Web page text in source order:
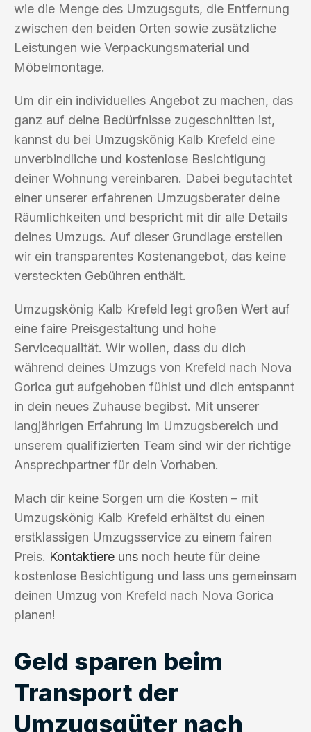
wie die Menge des Umzugsguts, die Entfernung
zwischen den beiden Orten sowie zusätzliche
Leistungen wie Verpackungsmaterial und
Möbelmontage.
Um dir ein individuelles Angebot zu machen, das
ganz auf deine Bedürfnisse zugeschnitten ist,
kannst du bei Umzugskönig Kalb Krefeld eine
unverbindliche und kostenlose Besichtigung
deiner Wohnung vereinbaren. Dabei begutachtet
einer unserer erfahrenen Umzugsberater deine
Räumlichkeiten und bespricht mit dir alle Details
deines Umzugs. Auf dieser Grundlage erstellen
wir ein transparentes Kostenangebot, das keine
versteckten Gebühren enthält.
Umzugskönig Kalb Krefeld legt großen Wert auf
eine faire Preisgestaltung und hohe
Servicequalität. Wir wollen, dass du dich
während deines Umzugs von Krefeld nach Nova
Gorica gut aufgehoben fühlst und dich entspannt
in dein neues Zuhause begibst. Mit unserer
langjährigen Erfahrung im Umzugsbereich und
unserem qualifizierten Team sind wir der richtige
Ansprechpartner für dein Vorhaben.
Mach dir keine Sorgen um die Kosten – mit
Umzugskönig Kalb Krefeld erhältst du einen
erstklassigen Umzugsservice zu einem fairen
Preis. Kontaktiere uns noch heute für deine
kostenlose Besichtigung und lass uns gemeinsam
deinen Umzug von Krefeld nach Nova Gorica
planen!
Geld sparen beim
Transport der
Umzugsgüter nach